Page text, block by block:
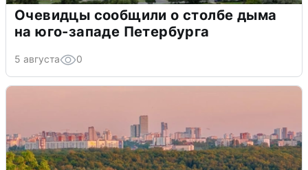
Очевидцы сообщили о столбе дыма
на юго-западе Петербурга
5 августа 0